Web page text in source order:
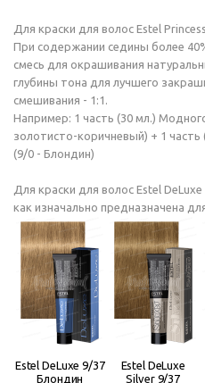
Для краски для волос Estel
При содержании седины более
смесь для окрашивания
глубины тона для лучшего
смешивания - 1:1.
Например: 1 часть (30 мл.)
золотисто-коричневый) + 1
(9/0 - Блондин)
Для краски для волос Estel
как изначально предназначена
Estel DeLuxe 9/37
Блондин
Estel DeLuxe
Silver 9/37